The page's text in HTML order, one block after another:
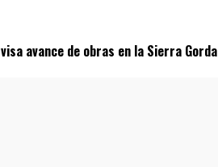
avance de obras en la Sierra Gorda